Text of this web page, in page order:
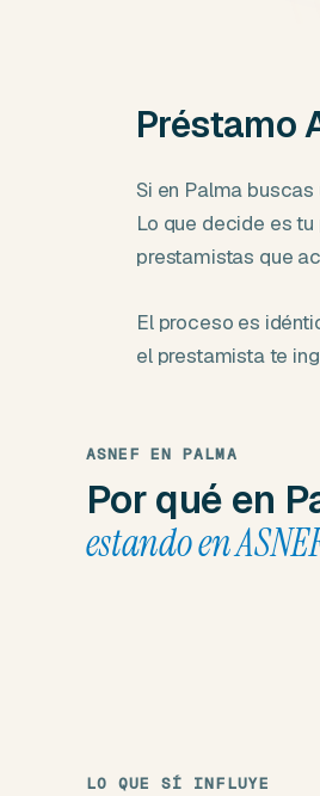
Préstamo
Si en Palma
Lo que decide es
prestamistas que
El proceso es
el prestamista te
ASNEF EN PALMA
Por qué en
estando en
LO QUE SÍ INFLUYE